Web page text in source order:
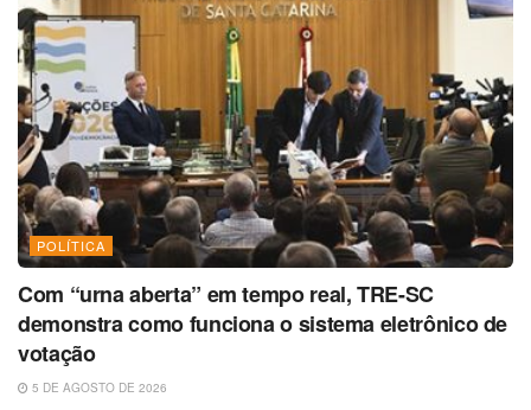
POLÍTICA
Com “urna aberta” em tempo real, TRE-SC
demonstra como funciona o sistema eletrônico de
votação
5 DE AGOSTO DE 2026